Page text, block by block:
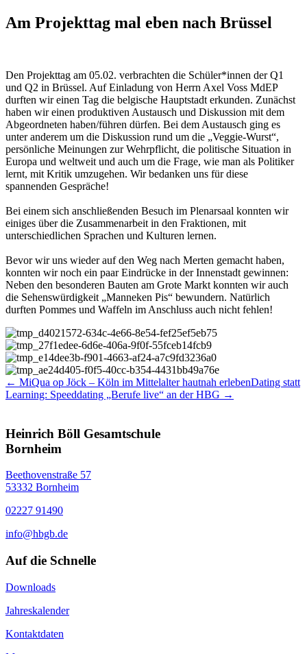
Am Projekttag mal eben nach Brüssel
Den Projekttag am 05.02. verbrachten die Schüler*innen der Q1
und Q2 in Brüssel. Auf Einladung von Herrn Axel Voss MdEP
durften wir einen Tag die belgische Hauptstadt erkunden. Zunächst
haben wir einen produktiven Austausch und Diskussion mit dem
Abgeordneten haben/führen dürfen. Bei dem Austausch ging es
unter anderem um die Diskussion rund um die „Veggie-Wurst“,
persönliche Meinungen zur Wehrpflicht, die politische Situation in
Europa und weltweit und auch um die Frage, wie man als Politiker
lernt, mit Kritik umzugehen. Wir bedanken uns für diese
spannenden Gespräche!
Bei einem sich anschließenden Besuch im Plenarsaal konnten wir
einiges über die Zusammenarbeit in den Fraktionen, mit
unterschiedlichen Sprachen und Kulturen lernen.
Bevor wir uns wieder auf den Weg nach Merten gemacht haben,
konnten wir noch ein paar Eindrücke in der Innenstadt gewinnen:
Neben den besonderen Bauten am Grote Markt konnten wir auch
die Sehenswürdigkeit „Manneken Pis“ bewundern. Natürlich
durften Pommes und Waffeln im Anschluss auch nicht fehlen!
← MiQua op Jöck – Köln im Mittelalter hautnah erlebenDating statt
Learning: Speeddating „Berufe live“ an der HBG →
Heinrich Böll Gesamtschule
Bornheim
Beethovenstraße 57
53332 Bornheim
02227 91490
info@hbgb.de
Auf die Schnelle
Downloads
Jahreskalender
Kontaktdaten